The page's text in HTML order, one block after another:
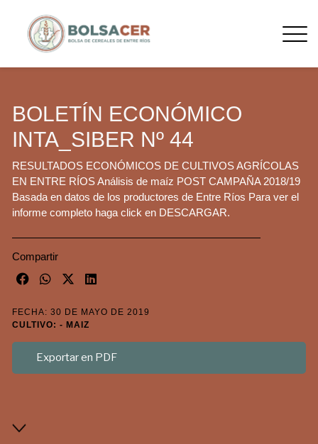
BOLETÍN ECONÓMICO
INTA_SIBER Nº 44
RESULTADOS ECONÓMICOS DE CULTIVOS AGRÍCOLAS
EN ENTRE RÍOS Análisis de maíz POST CAMPAÑA 2018/19
Basada en datos de los productores de Entre Ríos Para ver el
informe completo haga click en DESCARGAR.
Compartir
FECHA: 30 DE MAYO DE 2019
CULTIVO: - MAIZ
Exportar en PDF